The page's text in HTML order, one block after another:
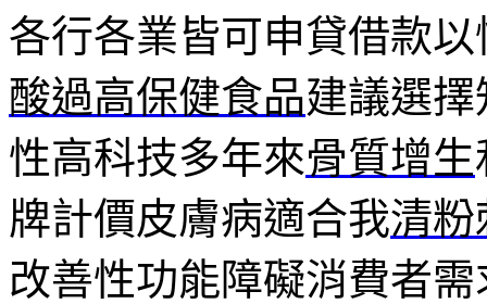
各行各業皆可申貸借款
酸過高保健食品建議選
性高科技多年來骨質增生
牌計價皮膚病適合我清粉
改善性功能障礙消費者需